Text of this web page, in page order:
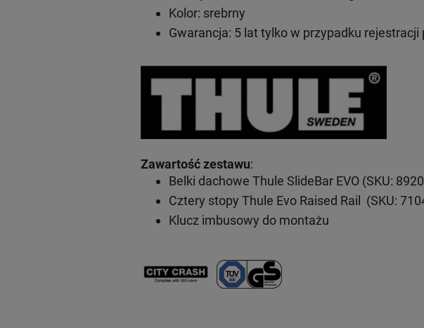
Kolor: srebrny
Gwarancja: 5 lat tylko w przypadku
Zawartość zestawu:
Belki dachowe Thule SlideBar EVO (SKU:
Cztery stopy Thule Evo Raised Rail (SKU:
Klucz imbusowy do montażu